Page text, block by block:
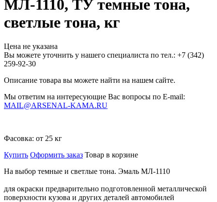
МЛ-1110, ТУ темные тона,
светлые тона, кг
Цена не указана
Вы можете уточнить у нашего специалиста по тел.: +7 (342)
259-92-30
Описание товара вы можете найти на нашем сайте.
Мы ответим на интересующие Вас вопросы по E-mail:
MAIL@ARSENAL-KAMA.RU
Фасовка: от 25 кг
Купить Оформить заказ Товар в корзине
На выбор темные и светлые тона. Эмаль МЛ-1110
для окраски предварительно подготовленной металлической
поверхности кузова и других деталей автомобилей